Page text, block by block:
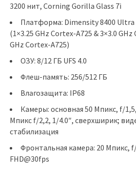
3200 нит, Corning Gorilla Glass 7i
Платформа: Dimensity 8400
(1×3.25 GHz Cortex-A725 & 3×3.0 GHz
GHz Cortex-A725)
ОЗУ: 8/12 ГБ UFS 4.0
Флеш-память: 256/512 ГБ
Влагозащита: IP68
Камеры: основная 50 Мпикс, f/1,5,
Мпикс f/2,2, 1/4.0″, сверхширик;
стабилизация
Фронтальная камера: 20 Мпикс,
FHD@30fps